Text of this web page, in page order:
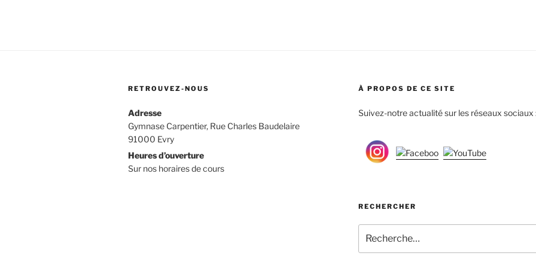
RETROUVEZ-NOUS
Adresse
Gymnase Carpentier, Rue Charles Baudelaire
91000 Evry
Heures d’ouverture
Sur nos horaires de cours
À PROPOS DE CE SITE
Suivez-notre actualité sur les réseaux sociaux
RECHERCHER
pour
: